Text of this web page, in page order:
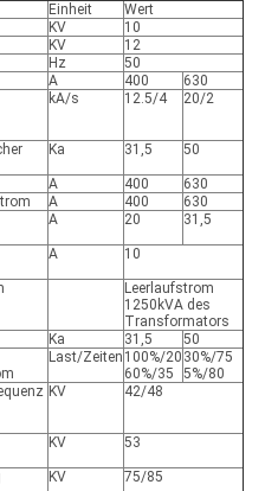
Einheit
Wert
KV
10
KV
12
Hz
50
A 400
630
kA/s 12.5/4 20/2
Ka 31,5 50
A 400
630
A 400
630
A 20 31,5
A 10
Leerlaufstrom
1250kVA des
Transformators
Ka 31,5
50
Last/Zeiten 100%/20
60%/35
30%/75
5%/80
KV 42/48
KV 53
KV 75/85